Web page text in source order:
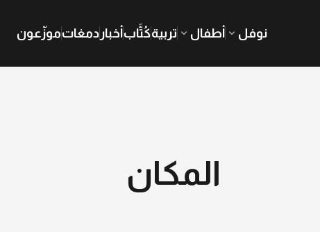
نوفل أطفال تربيةكُتَّابأخبار دمغاتموزّعون
المكان